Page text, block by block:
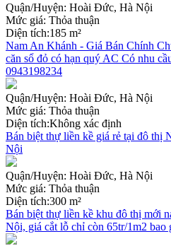
Quận/Huyện: Hoài Đức, Hà Nội
Mức giá: Thỏa thuận
Diện tích:185 m²
Nam An Khánh - Giá Bán Chính
căn sổ đỏ có hạn quý AC Có nhu
0943198234
Quận/Huyện: Hoài Đức, Hà Nội
Mức giá: Thỏa thuận
Diện tích:Không xác định
Bán biệt thự liền kề giá rẻ tại đô thị
Nội
Quận/Huyện: Hoài Đức, Hà Nội
Mức giá: Thỏa thuận
Diện tích:300 m²
Bán biệt thự liền kề khu đô thị mới
Nội, giá cắt lỗ chỉ còn 65tr/1m2 bao